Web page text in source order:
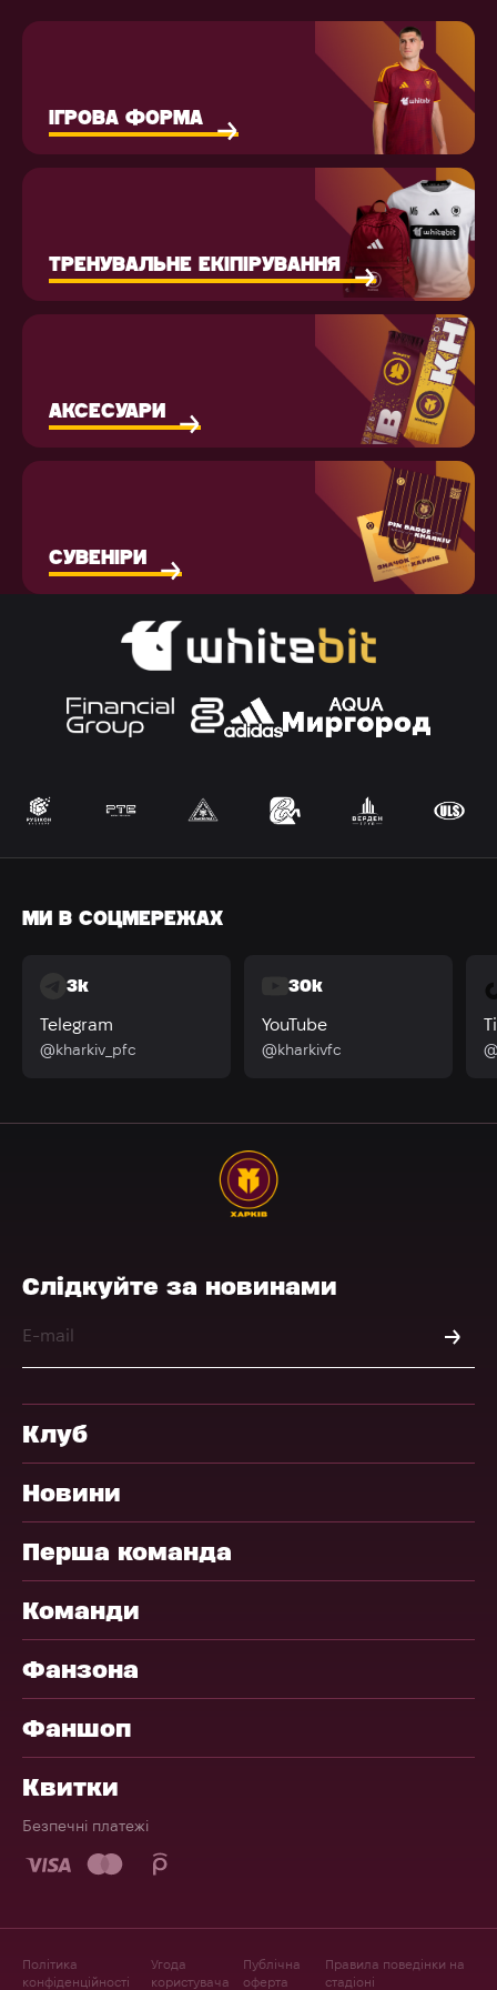
ІГРОВА ФОРМА
ТРЕНУВАЛЬНЕ ЕКІПІРУВАННЯ
АКСЕСУАРИ
СУВЕНІРИ
МИ В СОЦМЕРЕЖАХ
3k
Telegram
@kharkiv_pfc
30k
YouTube
@kharkivfc
Слідкуйте за новинами
Клуб
Новини
Перша команда
Команди
Фанзона
Фаншоп
Квитки
Безпечні платежі
Політика
конфіденційності
Угода
користувача
Публічна
оферта
Правила поведінки на
стадіоні